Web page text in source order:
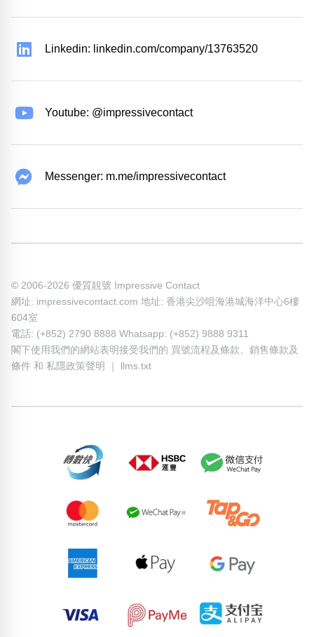
Linkedin: linkedin.com/company/13763520
Youtube: @impressivecontact
Messenger: m.me/impressivecontact
© 2006-2026 優質靚號 Impressive Contact
網址: impressivecontact.com 地址: 香港尖沙咀海港城海洋中心6樓
604室
電話: (+852) 2790 8888 Whatsapp: (+852) 9888 9311
閣下使用我們的網站表明接受我們的 買號流程及條款、 銷售條款及
條件 和 私隱政策聲明 llms.txt